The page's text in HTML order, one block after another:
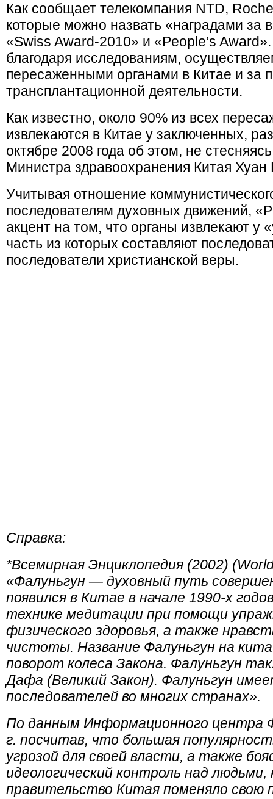
Как сообщает телекомпания NTD,
которые можно назвать «наградами за
«Swiss Award-2010» и «People’s
благодаря исследованиям,
пересаженными органами в Китае и за
трансплантационной деятельности.
Как известно, около 90% из всех
извлекаются в Китае у заключенных,
октябре 2008 года об этом, не
Министра здравоохранения Китая
Учитывая отношение
последователям духовных движений,
акцент на том, что органы извлекают у
часть из которых составляют
последователи христианской веры.
Справка:
*Всемирная Энциклопедия (2002)
«Фалуньгун — духовный путь
появился в Китае в начале 1990-х
технике медитации при помощи
физического здоровья, а также
чистоты. Название Фалуньгун на
поворот колеса Закона. Фалуньгун
Дафа (Великий Закон). Фалуньгун
последователей во многих странах».
По данным Информационного центра
г. посчитав, что большая
угрозой для своей власти, а также
идеологический контроль над
правительство Китая поменяло свою